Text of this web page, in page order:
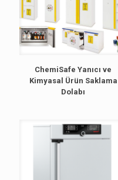
ChemiSafe Yanıcı ve
Kimyasal Ürün Saklama
Dolabı